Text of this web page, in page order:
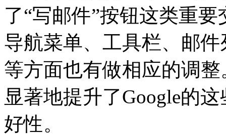
了“写邮件”按钮这类重
导航菜单、工具栏、邮
等方面也有做相应的调
显著地提升了Google的
好性。